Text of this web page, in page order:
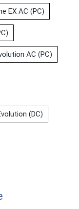
EX AC (PC)
AC (PC)
(DC)